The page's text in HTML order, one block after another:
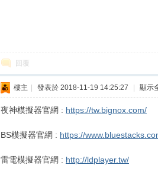
回覆
樓主 發表於 2018-11-19 14:25:27 顯示
夜神模擬器官網 : https://tw.bignox.com/
BS模擬器官網 : https://
雷電模擬器官網 : http://ldplayer.tw/